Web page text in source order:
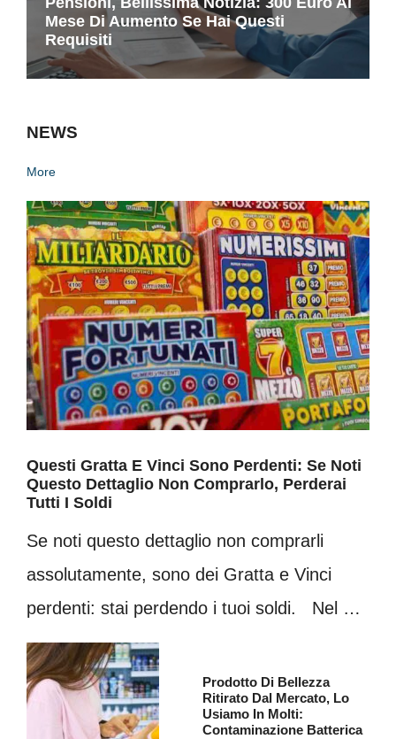
Mese Di Aumento Se Hai Questi
Requisiti
NEWS
More
Questi Gratta E Vinci Sono Perdenti: Se Noti
Questo Dettaglio Non Comprarlo, Perderai
Tutti I Soldi
Se noti questo dettaglio non comprarli
assolutamente, sono dei Gratta e Vinci
perdenti: stai perdendo i tuoi soldi. Nel …
Prodotto Di Bellezza
Ritirato Dal Mercato, Lo
Usiamo In Molti:
Contaminazione Batterica